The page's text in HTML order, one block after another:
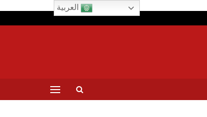
العربية